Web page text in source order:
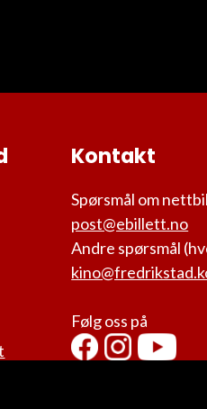
Kontakt
Spørsmål om
post@ebillett.no
Andre spørsmål
Følg oss på